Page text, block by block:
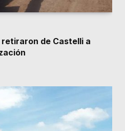
de Castelli a